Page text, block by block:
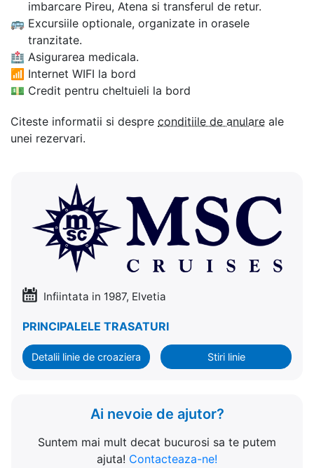
imbarcare Pireu, Atena si transferul de retur.
🚌 Excursiile optionale, organizate in orasele
tranzitate.
🏥 Asigurarea medicala.
📶 Internet WIFI la bord
💵 Credit pentru cheltuieli la bord
Citeste informatii si despre conditiile de anulare ale
unei rezervari.
Infiintata in 1987, Elvetia
PRINCIPALELE TRASATURI
Detalii linie de croaziera Stiri linie
Ai nevoie de ajutor?
Suntem mai mult decat bucurosi sa te putem
ajuta! Contacteaza-ne!